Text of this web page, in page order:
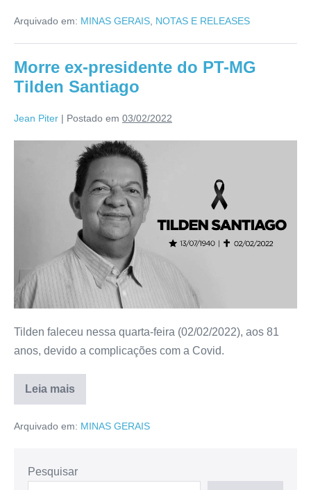
Arquivado em: MINAS GERAIS NOTAS E RELEASES
Morre ex-presidente do PT-MG
Tilden Santiago
Jean Piter | Postado em 03/02/2022
Tilden faleceu nessa quarta-feira (02/02/2022), aos 81
anos, devido a complicações com a Covid.
Leia mais
Arquivado em: MINAS GERAIS
Pesquisar